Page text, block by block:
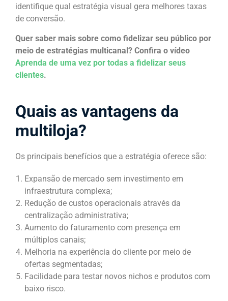
identifique qual estratégia visual gera melhores taxas
de conversão.
Quer saber mais sobre como fidelizar seu público por
meio de estratégias multicanal? Confira o vídeo
Aprenda de uma vez por todas a fidelizar seus
clientes.
Quais as vantagens da
multiloja?
Os principais benefícios que a estratégia oferece são:
Expansão de mercado sem investimento em
infraestrutura complexa;
Redução de custos operacionais através da
centralização administrativa;
Aumento do faturamento com presença em
múltiplos canais;
Melhoria na experiência do cliente por meio de
ofertas segmentadas;
Facilidade para testar novos nichos e produtos com
baixo risco.